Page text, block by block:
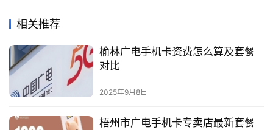
相关推荐
榆林广电手机卡资费怎么算及套餐
对比
2025年9月8日
梧州市广电手机卡专卖店最新套餐